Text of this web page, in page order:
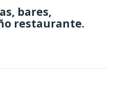
bares,
restaurante.